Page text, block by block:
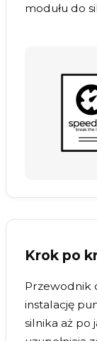
modułu do
Krok po
Przewodnik
instalację
silnika aż po